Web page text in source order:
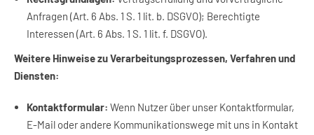
Anfragen (Art. 6 Abs. 1 S. 1 lit. b. DSGVO); Berechtigte
Interessen (Art. 6 Abs. 1 S. 1 lit. f. DSGVO).
Weitere Hinweise zu Verarbeitungsprozessen, Verfahren und
Diensten:
Kontaktformular: Wenn Nutzer über unser Kontaktformular,
E-Mail oder andere Kommunikationswege mit uns in Kontakt